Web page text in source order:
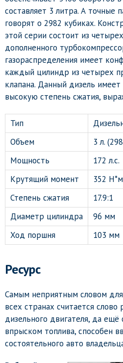
составляет 3 литра. А точные
говорят о 2982 кубиках.
этой серии состоит из
дополненного
газораспределения имеет
каждый цилиндр из четырех
клапана. Данный дизель
высокую степень сжатия,
Тип
Объем
3 л.
Мощность
172 л.с.
Крутящий момент
352 Н*м
Степень сжатия
17.9:1
Диаметр цилиндра
96 мм
Ход поршня
103 мм
Ресурс
Самым неприятным словом
всех странах считается
дизельного двигателя, да
впрыском топлива, способен
состоятельного авто